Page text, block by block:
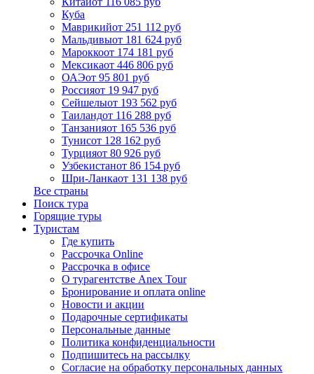
Куба
Маврикийот 251 112 руб
Мальдивыот 181 624 руб
Мароккоот 174 181 руб
Мексикаот 446 806 руб
ОАЭот 95 801 руб
Россияот 19 947 руб
Сейшелыот 193 562 руб
Таиландот 116 288 руб
Танзанияот 165 536 руб
Тунисот 128 162 руб
Турцияот 80 926 руб
Узбекистанот 86 154 руб
Шри-Ланкаот 131 138 руб
Все страны
Поиск тура
Горящие туры
Туристам
Где купить
Рассрочка Online
Рассрочка в офисе
О турагентстве Anex Tour
Бронирование и оплата online
Новости и акции
Подарочные сертификаты
Персональные данные
Политика конфиденциальности
Подпишитесь на рассылку
Согласие на обработку персональных данных